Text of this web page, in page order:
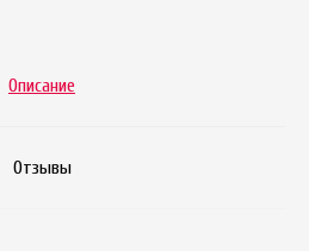
Описание
Отзывы